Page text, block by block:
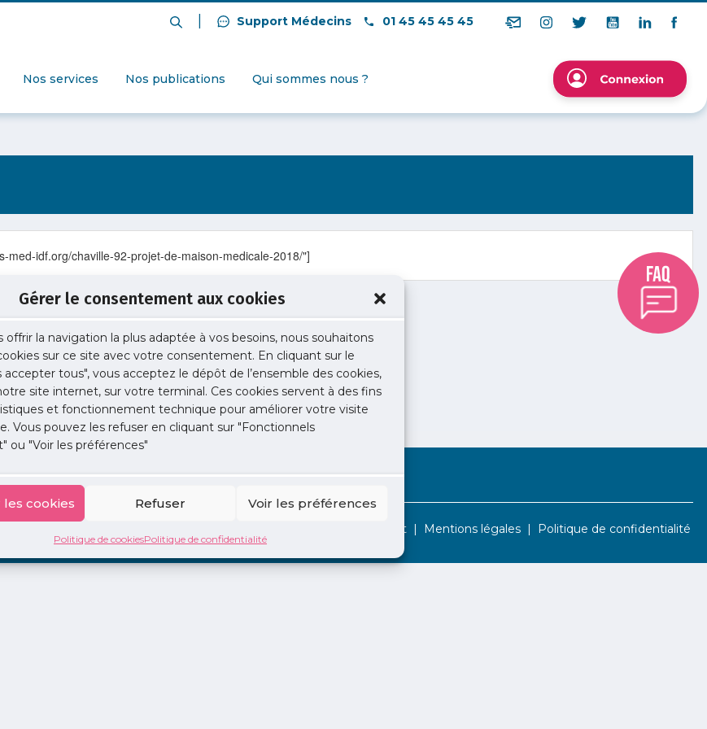
Gérer le consentement aux cookies
offrir la navigation la plus adaptée à vos besoins, nous souhaitons
sur ce site avec votre consentement. En cliquant sur le
tous", vous acceptez le dépôt de l’ensemble des cookies,
site internet, sur votre terminal. Ces cookies servent à des fins
et fonctionnement technique pour améliorer votre visite
Vous pouvez les refuser en cliquant sur "Fonctionnels
ou "Voir les préférences"
cookies Refuser Voir les préférences
Politique de cookiesPolitique de confidentialité
Support Médecins 01 45 45 45 45
Nos services Nos publications Qui sommes nous ?
med-idf.org/chaville-92-projet-de-maison-medicale-2018/"]
La Centrale 2 jours en libéral Adopte 1 Doc
Contact Mentions légales Politique de confidentialité